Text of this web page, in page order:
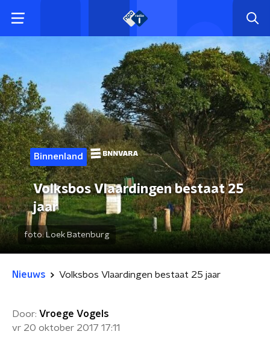
Binnenland
Volksbos Vlaardingen bestaat 25
jaar
foto:Loek Batenburg
Nieuws Volksbos Vlaardingen bestaat 25 jaar
Door: Vroege Vogels
vr 20 oktober 2017 17:11